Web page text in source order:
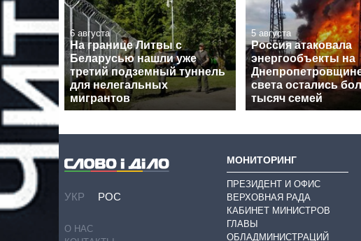
6 августа
На границе Литвы с
Беларусью нашли уже
третий подземный туннель
для нелегальных
мигрантов
5 августа
Россия атаковала
энергообъекты на
света остались
тысяч семей
УКР РОС
О НАС
МОНИТОРИНГ
ПРЕЗИДЕНТ И ОФИС
ВЕРХОВНАЯ РАДА
КАБИНЕТ МИНИСТРОВ
ГЛАВЫ
ОБЛАДМИНИСТРАЦИЙ